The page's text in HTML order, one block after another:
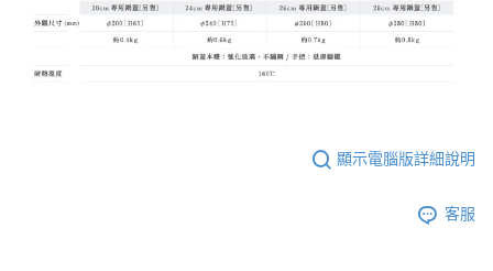
顯示電腦版詳細說明
客服